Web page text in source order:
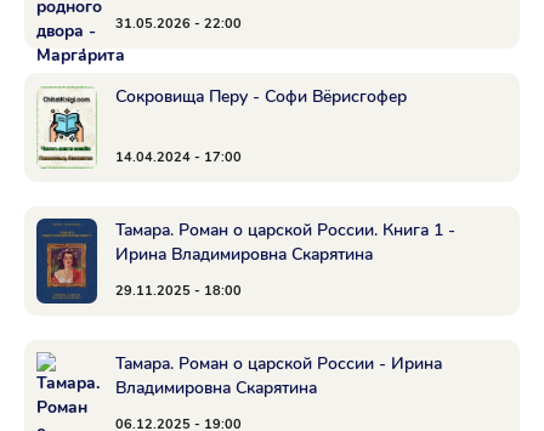
31.05.2026 - 22:00
Сокровища Перу - Софи Вёрисгофер
14.04.2024 - 17:00
Тамара. Роман о царской России. Книга 1 -
Ирина Владимировна Скарятина
29.11.2025 - 18:00
Тамара. Роман о царской России - Ирина
Владимировна Скарятина
06.12.2025 - 19:00